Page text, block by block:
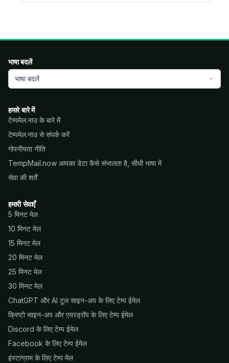
भाषा बदलें
भाषा बदलें
हमारे बारे में
टेम्पमेल.नाउ के बारे में
टेम्पमेल.नाउ से संपर्क करें
गोपनीयता नीति
TempMail.now आपका डेटा कैसे संभालता है, सीधी भाषा में
सेवा की शर्तें
हमारी सेवाएँ
5 मिनट मेल
10 मिनट मेल
15 मिनट मेल
20 मिनट मेल
25 मिनट मेल
30 मिनट मेल
ChatGPT और AI टूल साइन-अप के लिए टेम्प ईमेल
क्रिप्टो साइन-अप और एयरड्रॉप के लिए टेम्प ईमेल
Discord के लिए टेम्प ईमेल
Facebook के लिए टेम्प ईमेल
इंस्टाग्राम के लिए टेम्प मेल